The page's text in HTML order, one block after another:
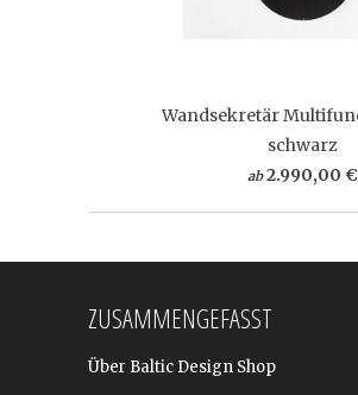
Wandsekretär
schwarz
ab 2.990,00 €
ZUSAMMENGEFASST
Über Baltic Design Shop